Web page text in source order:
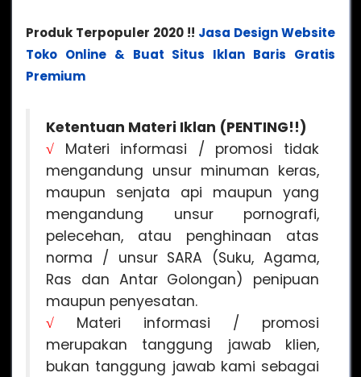
Produk Terpopuler 2020 !! Jasa Design Website
Toko Online & Buat Situs Iklan Baris Gratis
Premium
Ketentuan Materi Iklan (PENTING!!)
√ Materi informasi / promosi tidak
mengandung unsur minuman keras,
maupun senjata api maupun yang
mengandung unsur pornografi,
pelecehan, atau penghinaan atas
norma / unsur SARA (Suku, Agama,
Ras dan Antar Golongan) penipuan
maupun penyesatan.
√ Materi informasi / promosi
merupakan tanggung jawab klien,
bukan tanggung jawab kami sebagai